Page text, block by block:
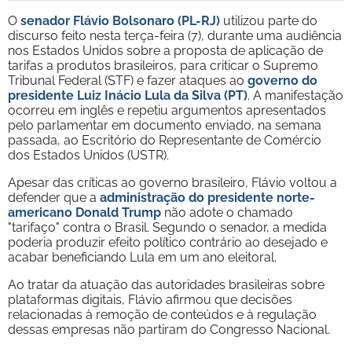
O senador Flávio Bolsonaro (PL-RJ) utilizou parte do
discurso feito nesta terça-feira (7), durante uma audiência
nos Estados Unidos sobre a proposta de aplicação de
tarifas a produtos brasileiros, para criticar o Supremo
Tribunal Federal (STF) e fazer ataques ao governo do
presidente Luiz Inácio Lula da Silva (PT). A manifestação
ocorreu em inglês e repetiu argumentos apresentados
pelo parlamentar em documento enviado, na semana
passada, ao Escritório do Representante de Comércio
dos Estados Unidos (USTR).
Apesar das críticas ao governo brasileiro, Flávio voltou a
defender que a administração do presidente norte-
americano Donald Trump não adote o chamado
"tarifaço" contra o Brasil. Segundo o senador, a medida
poderia produzir efeito político contrário ao desejado e
acabar beneficiando Lula em um ano eleitoral.
Ao tratar da atuação das autoridades brasileiras sobre
plataformas digitais, Flávio afirmou que decisões
relacionadas à remoção de conteúdos e à regulação
dessas empresas não partiram do Congresso Nacional.